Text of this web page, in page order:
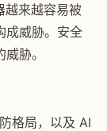
越来越容易被
成威胁。安全
胁。
格局，以及 AI